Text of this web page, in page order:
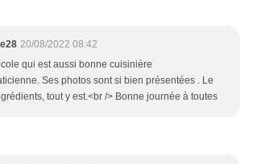
20/08/2022 08:42
qui est aussi bonne cuisinière
Ses photos sont si bien présentées . Le
tout y est.<br /> Bonne journée à toutes